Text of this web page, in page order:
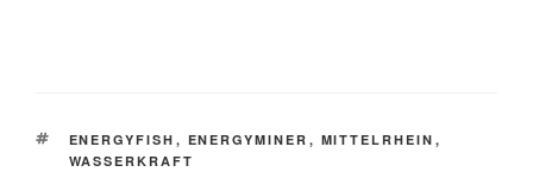
SCHLAGWÖRTER
ENERGYFISH , ENERGYMINER , MITTELRHEIN ,
WASSERKRAFT